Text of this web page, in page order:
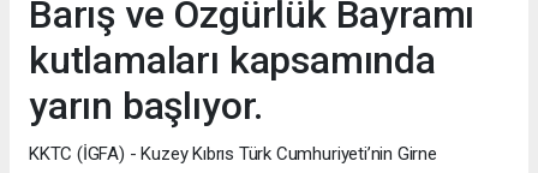
Barış ve Özgürlük Bayramı
kutlamaları kapsamında
yarın başlıyor.
KKTC (İGFA) - Kuzey Kıbrıs Türk Cumhuriyeti’nin Girne